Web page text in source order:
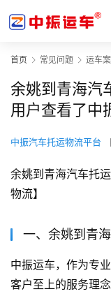
首页 常见问题 运车
余姚到青海汽
用户查看了中
中振汽车托运物流平台
余姚到青海汽车托
物流】
一、余姚到青
中振运车，作为专
客户至上的服务理